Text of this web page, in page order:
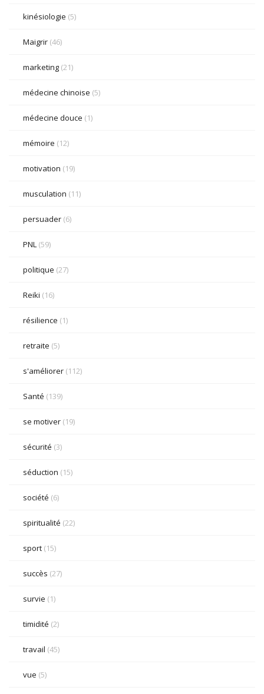
kinésiologie (5)
Maigrir (46)
marketing (21)
médecine chinoise (5)
médecine douce (1)
mémoire (12)
motivation (19)
musculation (11)
persuader (6)
PNL (59)
politique (27)
Reiki (16)
résilience (1)
retraite (5)
s'améliorer (112)
Santé (139)
se motiver (19)
sécurité (3)
séduction (15)
société (6)
spiritualité (22)
sport (15)
succès (27)
survie (1)
timidité (2)
travail (45)
vue (5)